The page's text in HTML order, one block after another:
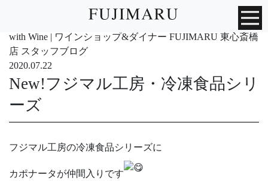
with Wine | ワインショップ&ダイナー FUJIMARU 東心斎橋
店 スタッフブログ
2020.07.22
New!フジマル工房・冷凍食品シリ
ーズ
フジマル工房の冷凍食品シリーズに
カポナータが仲間入りです